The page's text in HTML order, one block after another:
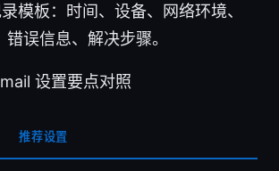
模板：时间、设备、网络环境、
误信息、解决步骤。
设置要点对照
推荐设置